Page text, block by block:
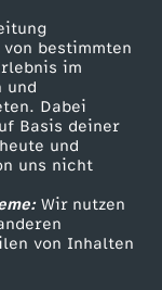
bestimmten
im
und
Dabei
Basis deiner
und
uns nicht
Wir nutzen
von Inhalten